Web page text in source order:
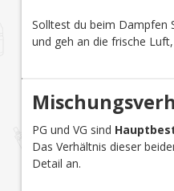
Solltest du beim Dampfen
und geh an die frische
PG und VG sind
Das Verhältnis dieser
Detail an.